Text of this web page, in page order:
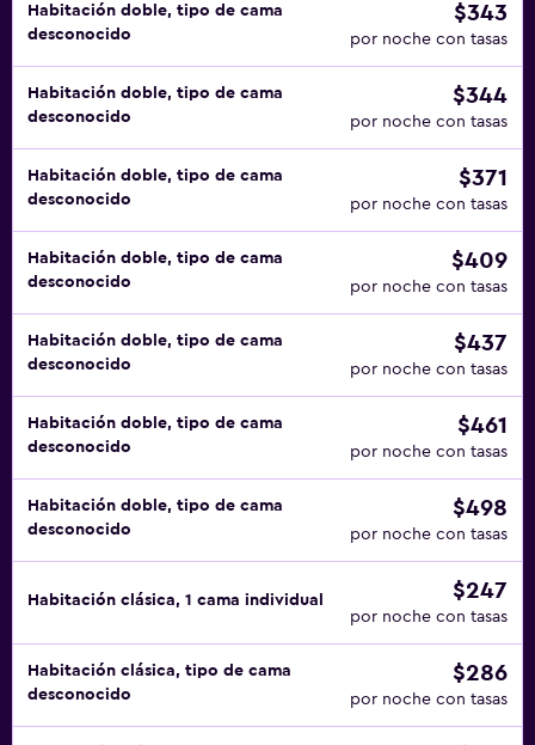
Habitación doble, tipo de cama
desconocido
$343
por noche con tasas
Habitación doble, tipo de cama
desconocido
$344
por noche con tasas
Habitación doble, tipo de cama
desconocido
$371
por noche con tasas
Habitación doble, tipo de cama
desconocido
$409
por noche con tasas
Habitación doble, tipo de cama
desconocido
$437
por noche con tasas
Habitación doble, tipo de cama
desconocido
$461
por noche con tasas
Habitación doble, tipo de cama
desconocido
$498
por noche con tasas
Habitación clásica, 1 cama individual $247
por noche con tasas
Habitación clásica, tipo de cama
desconocido
$286
por noche con tasas